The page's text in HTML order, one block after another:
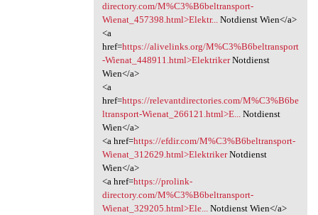
directory.com/M%C3%B6beltransport-
Wienat_457398.html>Elektr...Notdienst Wien</a>
<a
href=https://alivelinks.org/M%C3%B6beltransport
-Wienat_448911.html>ElektrikerNotdienst
Wien</a>
<a
href=https://relevantdirectories.com/M%C3%B6be
ltransport-Wienat_266121.html>E...Notdienst
Wien</a>
<a href=https://efdir.com/M%C3%B6beltransport-
Wienat_312629.html>ElektrikerNotdienst
Wien</a>
<a href=https://prolink-
directory.com/M%C3%B6beltransport-
Wienat_329205.html>Ele...Notdienst Wien</a>